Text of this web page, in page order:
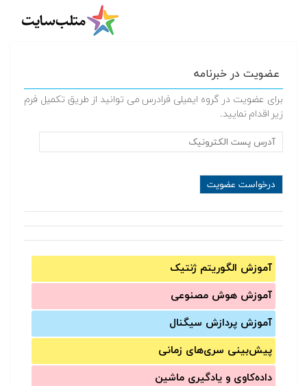
عضویت در خبرنامه
برای عضویت در گروه ایمیلی فرادرس می توانید از طریق تکمیل فرم
زیر اقدام نمایید.
آموزش الگوریتم ژنتیک
آموزش‌ هوش مصنوعی
آموزش‌ پردازش سیگنال
پیش‌‌بینی سری‌‌های زمانی
داده‌کاوی و یادگیری ماشین